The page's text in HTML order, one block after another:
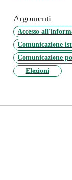
Argomenti
Accesso
Comunicazione
Comunicazione
Elezioni